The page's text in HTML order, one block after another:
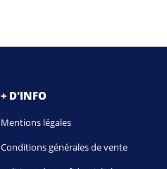
+ D'INFO
Mentions légales
Conditions générales de vente